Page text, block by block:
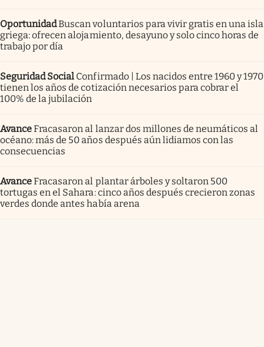
OportunidadBuscan voluntarios para vivir gratis en una isla
griega: ofrecen alojamiento, desayuno y solo cinco horas de
trabajo por día
Seguridad Social Confirmado | Los nacidos entre 1960 y 1970
tienen los años de cotización necesarios para cobrar el
100% de la jubilación
AvanceFracasaron al lanzar dos millones de neumáticos al
océano: más de 50 años después aún lidiamos con las
consecuencias
AvanceFracasaron al plantar árboles y soltaron 500
tortugas en el Sahara: cinco años después crecieron zonas
verdes donde antes había arena